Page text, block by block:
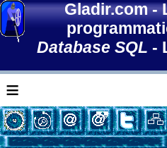
Gladir.com-
Database SQL -
≡